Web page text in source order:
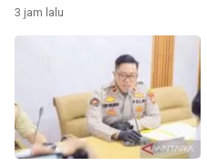
3 jam lalu